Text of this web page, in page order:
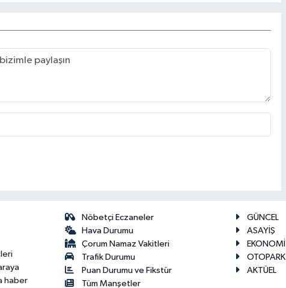
haber
Nöbetçi Eczaneler
Hava Durumu
Çorum Namaz Vakitleri
Trafik Durumu
Puan Durumu ve Fikstür
Tüm Manşetler
GÜNCEL
ASAYİŞ
EKONOMİ
OTOPARK
AKTÜEL